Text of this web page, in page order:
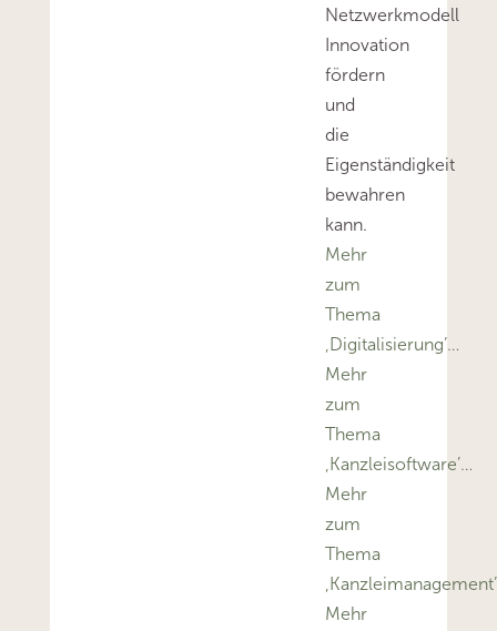
Netzwerkmodell
Innovation
fördern
und
die
Eigenständigkeit
bewahren
kann.
Mehr
zum
Thema
‚Digitalisierung’…
Mehr
zum
Thema
‚Kanzleisoftware’…
Mehr
zum
Thema
Mehr